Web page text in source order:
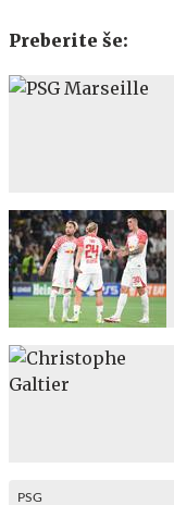
Preberite še:
PSG